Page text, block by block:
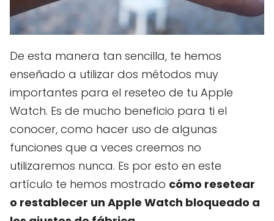
De esta manera tan sencilla, te hemos
enseñado a utilizar dos métodos muy
importantes para el reseteo de tu Apple
Watch. Es de mucho beneficio para ti el
conocer, como hacer uso de algunas
funciones que a veces creemos no
utilizaremos nunca. Es por esto en este
artículo te hemos mostrado cómo resetear
o restablecer un Apple Watch bloqueado a